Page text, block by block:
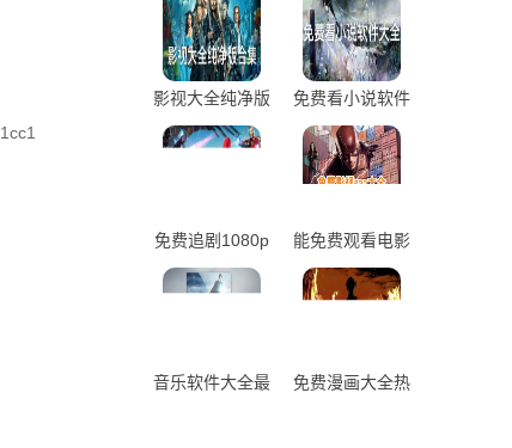
影视大全纯净版
合集免费下载
免费看小说软件
大全前十排行推
荐
免费追剧1080p
蓝光影视软件大
全最新推荐
能免费观看电影
电视剧的app推
荐
音乐软件大全最
免费漫画大全热